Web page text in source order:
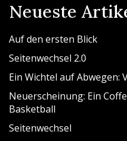
Neueste
Auf den ersten Blick
Seitenwechsel 2.0
Ein Wichtel auf Abwegen:
Neuerscheinung: Ein
Basketball
Seitenwechsel